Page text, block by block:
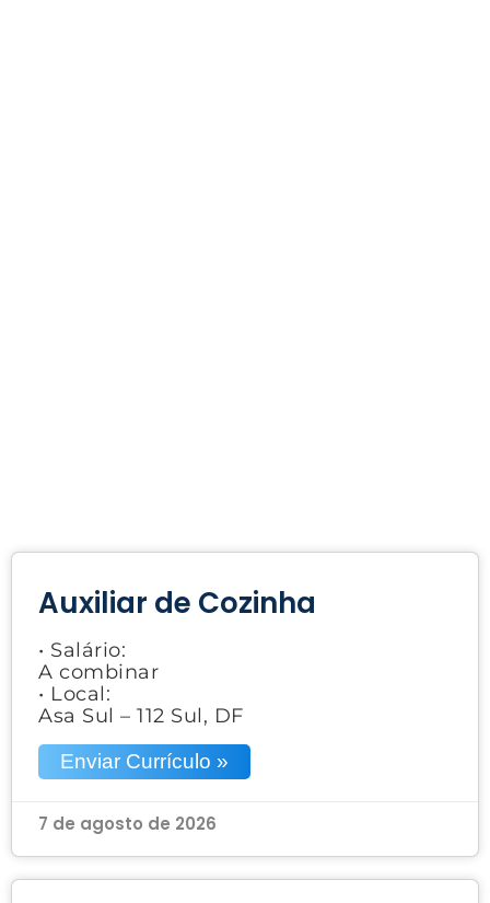
Auxiliar de Cozinha
• Salário:
A combinar
• Local:
Asa Sul – 112 Sul, DF
Enviar Currículo »
7 de agosto de 2026